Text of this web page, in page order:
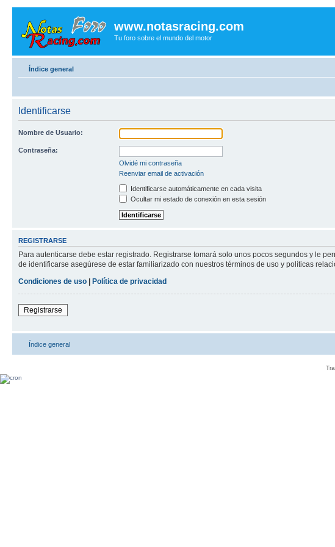
www.notasracing.com
Tu foro sobre el mundo del motor
Índice general
Identificarse
Nombre de Usuario:
Contraseña:
Olvidé mi contraseña
Reenviar email de activación
Identificarse automáticamente en cada visita
Ocultar mi estado de conexión en esta sesión
REGISTRARSE
Para autenticarse debe estar registrado. Registrarse tomará solo unos pocos segundos y le
de identificarse asegúrese de estar familiarizado con nuestros términos de uso y políticas
Condiciones de uso
Política de privacidad
Registrarse
Índice general